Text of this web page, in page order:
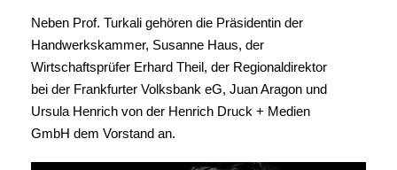
Neben Prof. Turkali gehören die Präsidentin der
Handwerkskammer, Susanne Haus, der
Wirtschaftsprüfer Erhard Theil, der Regionaldirektor
bei der Frankfurter Volksbank eG, Juan Aragon und
Ursula Henrich von der Henrich Druck + Medien
GmbH dem Vorstand an.